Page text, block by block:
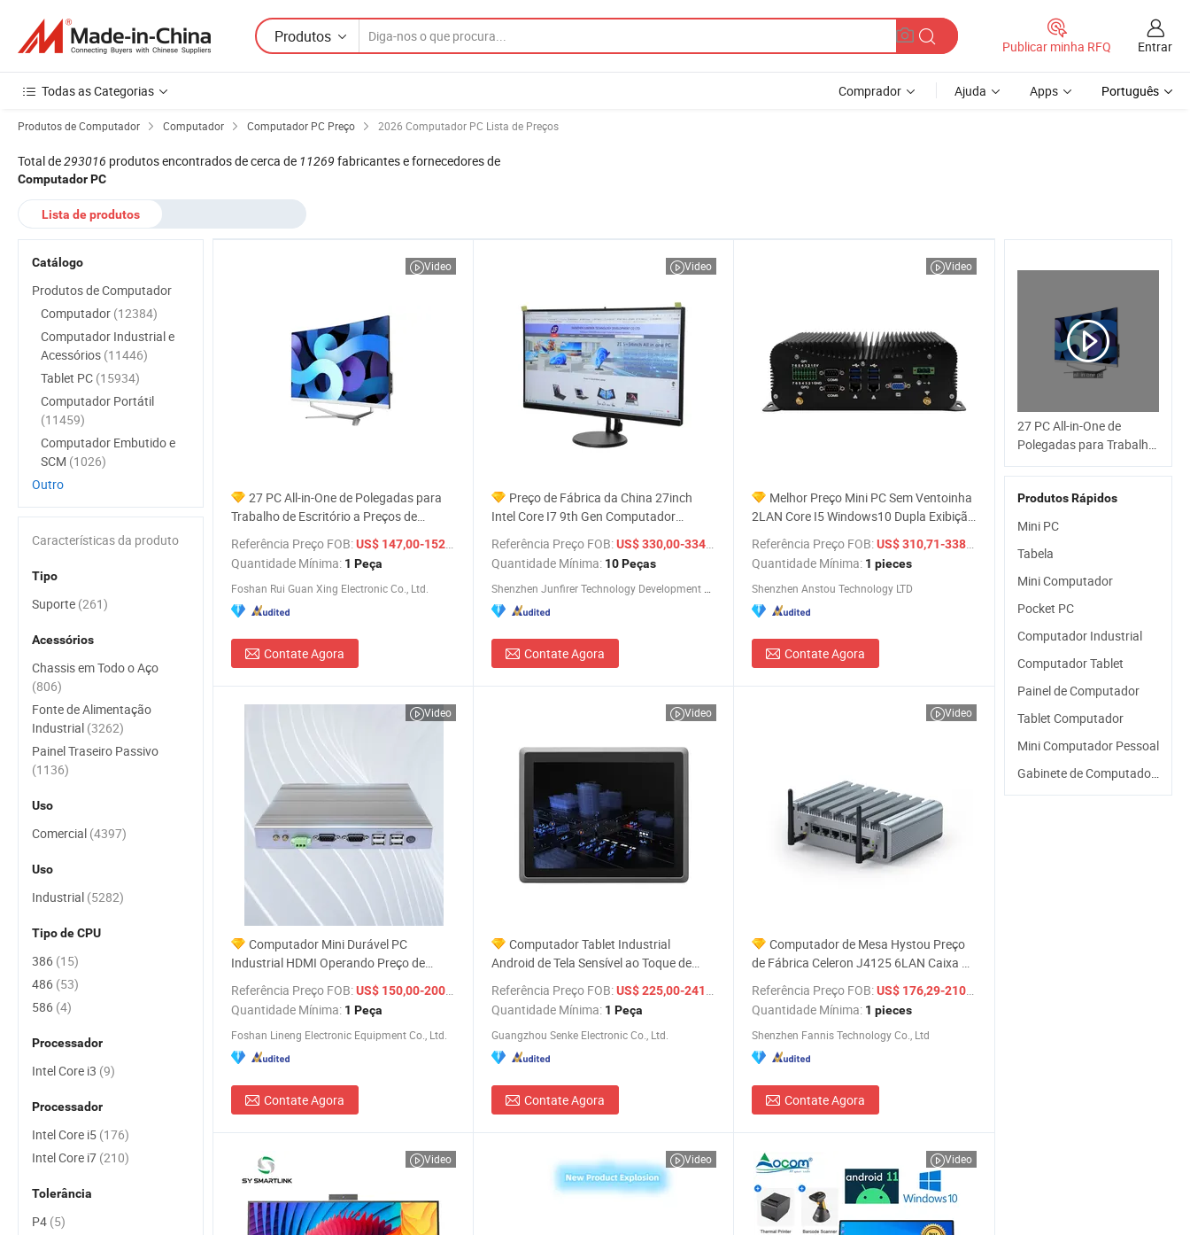
Produtos
Publicar minha RFQ Entrar
Todas as Categorias Comprador Ajuda Apps Português
Produtos de Computador Computador Computador PC Preço 2026 Computador PC Lista de Preços
Total de293016 produtos encontrados de cerca de 11269 fabricantes e fornecedores de
Computador PC
Lista de produtos
Video
27 PC All-in-One de Polegadas para
Trabalho de Escritório a Preços de
Fábrica I5 I7 16g RAM 512 SSD Pedido
da Fábrica da China Guagnzhou
Computer
Referência Preço FOB:US$ 147,00-152,00
/ Peça
Quantidade Mínima: 1 Peça
Foshan Rui Guan Xing Electronic Co., Ltd.
Contate Agora
Video
Preço de Fábrica da China 27inch
Intel Core I7 9th Gen Computador
Desktop para Jogos Tudo em Um
Referência Preço FOB:US$ 330,00-334,00
/ Peça
Quantidade Mínima: 10 Peças
Contate Agora
Video
Melhor Preço Mini PC Sem Ventoinha
2LAN Core I5 Windows10 Dupla Exibição
DDR4 Monitor LCD Industrial RS232
Computador Desktop Computador
Desktop
Referência Preço FOB:US$ 310,71-338,57
Quantidade Mínima: 1 pieces
Shenzhen Anstou Technology LTD
Contate Agora
Video
Computador Mini Durável PC
Industrial HDMI Operando Preço de
Fábrica OEM ODM
Referência Preço FOB:US$ 150,00-200,00
/ Peça
Quantidade Mínima: 1 Peça
Foshan Lineng Electronic Equipment Co., Ltd.
Contate Agora
Video
Computador Tablet Industrial
Android de Tela Sensível ao Toque de
Alto Desempenho 15 Polegada Preço do
PC Industrial RJ45
Referência Preço FOB:US$ 225,00-241,00
/ Peça
Quantidade Mínima: 1 Peça
Guangzhou Senke Electronic Co., Ltd.
Contate Agora
Video
Computador de Mesa Hystou Preço
de Fábrica Celeron J4125 6LAN Caixa de
Alumínio Rugged Embutida Sem
Ventoinha RAM de Canal Duplo DDR4
Mini PC
Referência Preço FOB:US$ 176,29-210,69
Quantidade Mínima: 1 pieces
Shenzhen Fannis Technology Co., Ltd
Contate Agora
Video Video Video
27 PC All-in-One de
Polegadas para Trabalho
de Escritório a Preços de
Fábrica I5 I7 16g RAM
512 SSD Pedido da
Fábrica da China
Produtos Rápidos
Mini PC
Tabela
Mini Computador
Pocket PC
Computador Industrial
Computador Tablet
Painel de Computador
Tablet Computador
Mini Computador Pessoal
Gabinete de Computador Pc
Catálogo
Produtos de Computador
Computador (12384)
Computador Industrial e
Acessórios (11446)
Tablet PC (15934)
Computador Portátil
(11459)
Computador Embutido e
SCM (1026)
Outro
Características da produto
Tipo
Suporte (261)
Acessórios
Chassis em Todo o Aço
(806)
Fonte de Alimentação
Industrial (3262)
Painel Traseiro Passivo
(1136)
Uso
Comercial (4397)
Uso
Industrial (5282)
Tipo de CPU
386 (15)
486 (53)
586 (4)
Processador
Intel Core i3 (9)
Processador
Intel Core i5 (176)
Intel Core i7 (210)
Tolerância
P4 (5)